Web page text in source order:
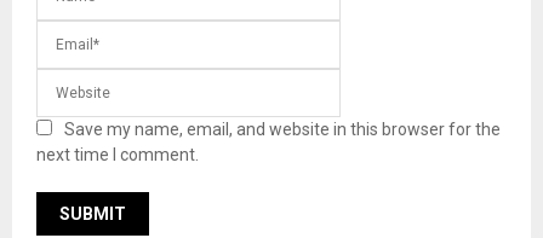
Save my name, email, and website in this browser for the
next time I comment.